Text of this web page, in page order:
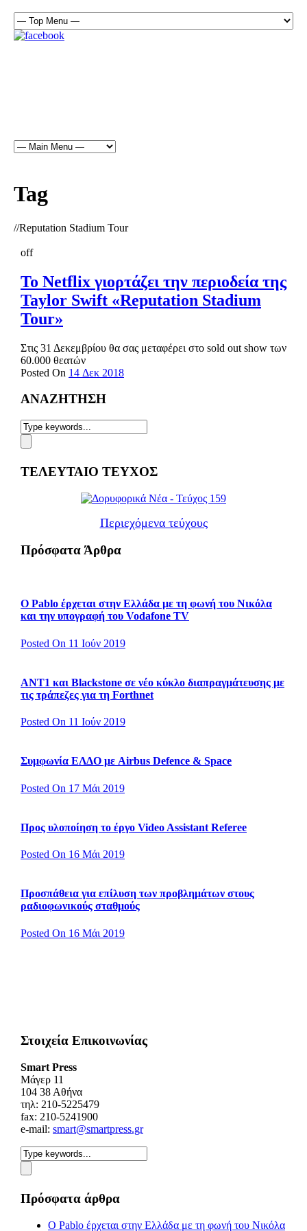
Tag
//Reputation Stadium Tour
off
Το Netflix γιορτάζει την περιοδεία της
Taylor Swift «Reputation Stadium
Tour»
Στις 31 Δεκεμβρίου θα σας μεταφέρει στο sold out show των
60.000 θεατών
Posted On 14 Δεκ 2018
ΑΝΑΖΗΤΗΣΗ
ΤΕΛΕΥΤΑΙΟ ΤΕΥΧΟΣ
Περιεχόμενα τεύχους
Πρόσφατα Άρθρα
Ο Pablo έρχεται στην Ελλάδα με τη φωνή του Νικόλα
και την υπογραφή του Vodafone TV
Posted On 11 Ιούν 2019
ΑΝΤ1 και Blackstone σε νέο κύκλο διαπραγμάτευσης με
τις τράπεζες για τη Forthnet
Posted On 11 Ιούν 2019
Συμφωνία ΕΛΔΟ με Airbus Defence & Space
Posted On 17 Μάι 2019
Προς υλοποίηση το έργο Video Assistant Referee
Posted On 16 Μάι 2019
Προσπάθεια για επίλυση των προβλημάτων στους
ραδιοφωνικούς σταθμούς
Posted On 16 Μάι 2019
Στοιχεία Επικοινωνίας
Smart Press
Mάγερ 11
104 38 Αθήνα
τηλ: 210-5225479
fax: 210-5241900
e-mail: smart@smartpress.gr
Πρόσφατα άρθρα
Ο Pablo έρχεται στην Ελλάδα με τη φωνή του Νικόλα